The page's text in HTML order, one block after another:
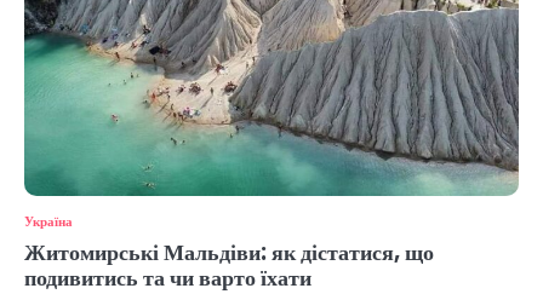
Україна
Житомирські Мальдіви: як дістатися, що
подивитись та чи варто їхати